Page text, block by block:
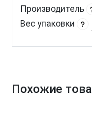
Производитель
Вес упаковки
Похожие